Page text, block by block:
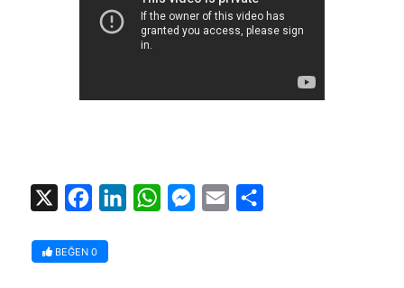
FacebookLinkedInWhatsAppMessenger
Email
BEĞEN 0